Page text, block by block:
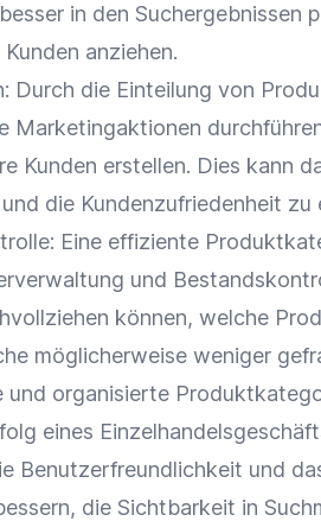
in den Suchergebnissen
anziehen.
Durch die Einteilung von
Marketingaktionen
Kunden erstellen. Dies kann
die Kundenzufriedenheit zu
: Eine effiziente
und
können, welche
möglicherweise weniger
und organisierte
eines
Benutzerfreundlichkeit und
die Sichtbarkeit in